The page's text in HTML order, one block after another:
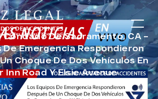
De Sacramento, CA –
De Emergencia Respondieron
Choque De Dos Vehículos En
Inn Road Y Elsie Avenue